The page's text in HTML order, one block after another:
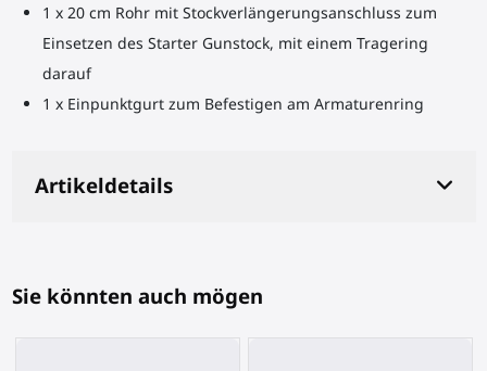
1 x 20 cm Rohr mit Stockverlängerungsanschluss zum
Einsetzen des Starter Gunstock, mit einem Tragering
darauf
1 x Einpunktgurt zum Befestigen am Armaturenring
Artikeldetails
Sie könnten auch mögen